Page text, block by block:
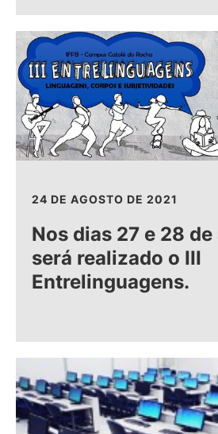
24 DE AGOSTO DE 2021
Nos dias 27 e 28
será realizado o III
Entrelinguagens.